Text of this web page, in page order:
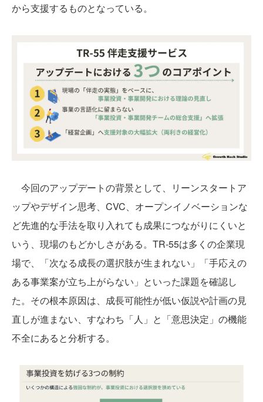
から支援するものとなっている。
今回のアップデートの背景として、リーンスタートア
ップやデザイン思考、CVC、オープンイノベーションな
ど先進的な手法を取り入れても成果につながりにくいと
いう、現場のもどかしさがある。TR-55は多くの企業現
場で、「次なる成長の選択肢が生まれない」「手応えの
ある事業案が立ち上がらない」といった課題を確認し
た。その根本原因は、成長可能性が低い仮説や計画の見
直しが進まない、すなわち「人」と「意思決定」の機能
不全にあると分析する。